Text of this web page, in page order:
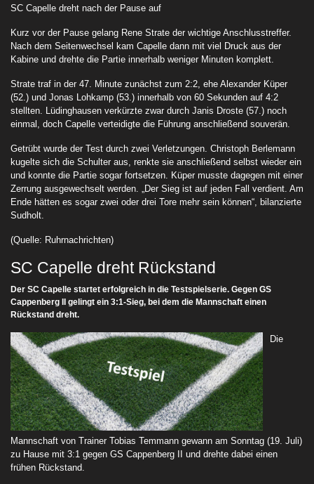
SC Capelle dreht nach der Pause auf
Kurz vor der Pause gelang Rene Strate der wichtige Anschlusstreffer.
Nach dem Seitenwechsel kam Capelle dann mit viel Druck aus der
Kabine und drehte die Partie innerhalb weniger Minuten komplett.
Strate traf in der 47. Minute zunächst zum 2:2, ehe Alexander Küper
(52.) und Jonas Lohkamp (53.) innerhalb von 60 Sekunden auf 4:2
stellten. Lüdinghausen verkürzte zwar durch Janis Droste (57.) noch
einmal, doch Capelle verteidigte die Führung anschließend souverän.
Getrübt wurde der Test durch zwei Verletzungen. Christoph Berlemann
kugelte sich die Schulter aus, renkte sie anschließend selbst wieder ein
und konnte die Partie sogar fortsetzen. Küper musste dagegen mit einer
Zerrung ausgewechselt werden. „Der Sieg ist auf jeden Fall verdient. Am
Ende hätten es sogar zwei oder drei Tore mehr sein können“, bilanzierte
Sudholt.
(Quelle: Ruhrnachrichten)
SC Capelle dreht Rückstand
Der SC Capelle startet erfolgreich in die Testspielserie. Gegen GS
Cappenberg II gelingt ein 3:1-Sieg, bei dem die Mannschaft einen
Rückstand dreht.
Die
Mannschaft von Trainer Tobias Temmann gewann am Sonntag (19. Juli)
zu Hause mit 3:1 gegen GS Cappenberg II und drehte dabei einen
frühen Rückstand.